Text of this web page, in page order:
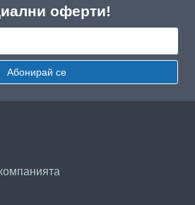
оферти!
Абонирай се